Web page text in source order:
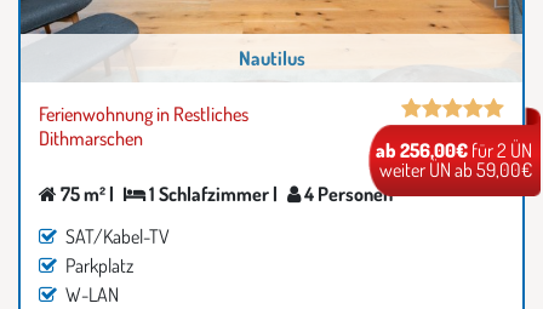
Nautilus
Ferienwohnung in Restliches
Dithmarschen
75 m² | 1 Schlafzimmer |
4 Personen
SAT/Kabel-TV
Parkplatz
W-LAN
ab 256,00€ für 2 ÜN
weiter ÜN ab 59,00€